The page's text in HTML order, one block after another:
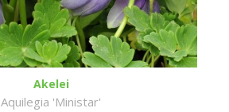
Akelei
Aquilegia 'Ministar'